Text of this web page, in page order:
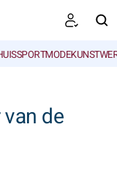
SPORTMODE
de